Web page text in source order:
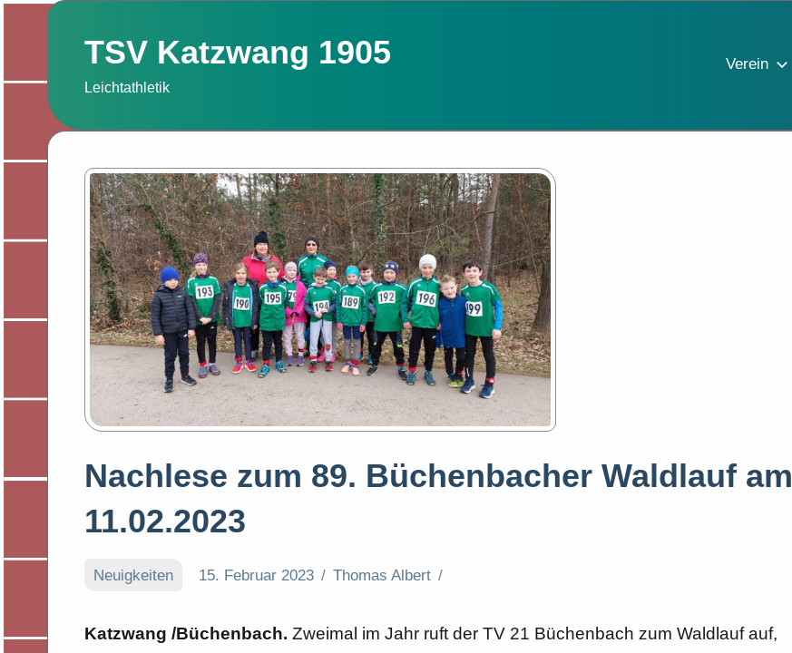
Zum
springenTSV Katzwang 1905
Leichtathletik
Verein
Nachlese zum 89. Büchenbacher Waldlauf am
11.02.2023
Neuigkeiten 15. Februar 2023 Thomas Albert
Katzwang /Büchenbach. Zweimal im Jahr ruft der TV 21 Büchenbach zum Waldlauf auf,